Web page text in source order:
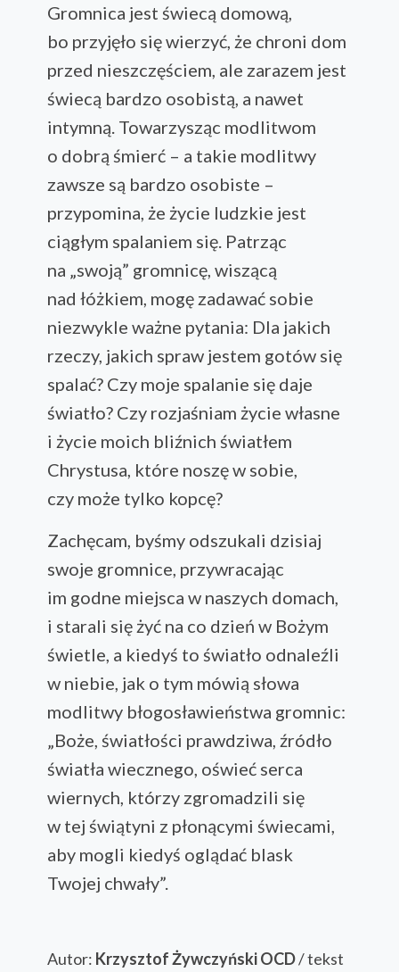
Gromnica jest świecą domową,
bo przyjęło się wierzyć, że chroni dom
przed nieszczęściem, ale zarazem jest
świecą bardzo osobistą, a nawet
intymną. Towarzysząc modlitwom
o dobrą śmierć – a takie modlitwy
zawsze są bardzo osobiste –
przypomina, że życie ludzkie jest
ciągłym spalaniem się. Patrząc
na „swoją” gromnicę, wiszącą
nad łóżkiem, mogę zadawać sobie
niezwykle ważne pytania: Dla jakich
rzeczy, jakich spraw jestem gotów się
spalać? Czy moje spalanie się daje
światło? Czy rozjaśniam życie własne
i życie moich bliźnich światłem
Chrystusa, które noszę w sobie,
czy może tylko kopcę?
Zachęcam, byśmy odszukali dzisiaj
swoje gromnice, przywracając
im godne miejsca w naszych domach,
i starali się żyć na co dzień w Bożym
świetle, a kiedyś to światło odnaleźli
w niebie, jak o tym mówią słowa
modlitwy błogosławieństwa gromnic:
„Boże, światłości prawdziwa, źródło
światła wiecznego, oświeć serca
wiernych, którzy zgromadzili się
w tej świątyni z płonącymi świecami,
aby mogli kiedyś oglądać blask
Twojej chwały”.
Autor: Krzysztof Żywczyński OCD/ tekst